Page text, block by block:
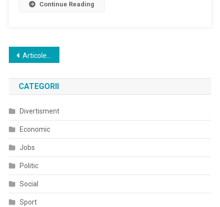
Continue Reading
Navigare
în
articole
Articole mai vechi
CATEGORII
Divertisment
Economic
Jobs
Politic
Social
Sport